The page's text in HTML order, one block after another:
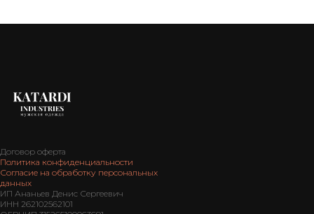
Договор оферта
Политика конфиденциальности
Согласие на обработку персональных
данных
ИП Ананьев Денис Сергеевич
ИНН 262102562101